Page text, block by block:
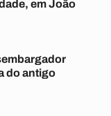
em João
do antigo